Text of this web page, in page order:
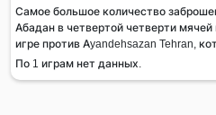
Самое большое количество
Абадан в четвертой четверти
игре против Ayandehsazan Tehran,
По 1 играм нет данных.